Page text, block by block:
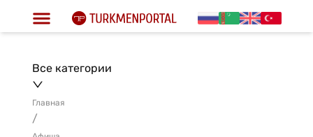
Все категории
Главная
/